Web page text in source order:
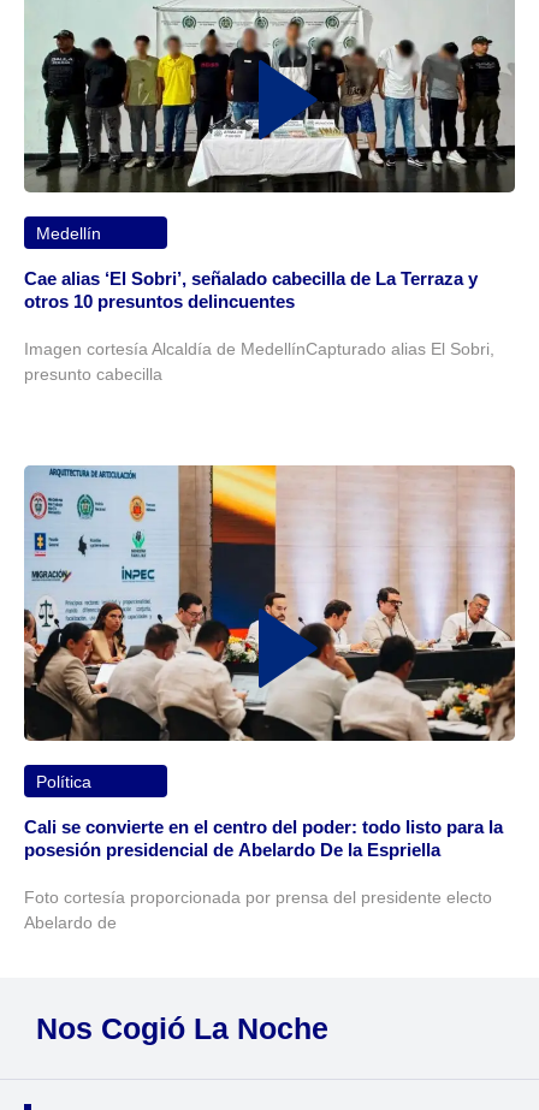
Medellín
Cae alias ‘El Sobri’, señalado cabecilla de La Terraza y
otros 10 presuntos delincuentes
Imagen cortesía Alcaldía de MedellínCapturado alias El Sobri,
presunto cabecilla
Política
Cali se convierte en el centro del poder: todo listo para la
posesión presidencial de Abelardo De la Espriella
Foto cortesía proporcionada por prensa del presidente electo
Abelardo de
Nos Cogió La Noche